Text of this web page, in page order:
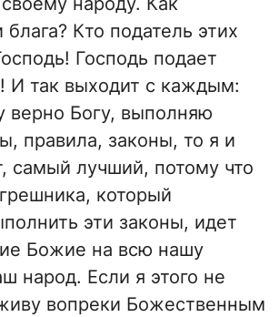
блага? Кто податель этих
Господь подает
И так выходит с каждым:
верно Богу, выполняю
правила, законы, то я и
самый лучший, потому что
который
эти законы, идет
Божие на всю нашу
народ. Если я этого не
вопреки Божественным